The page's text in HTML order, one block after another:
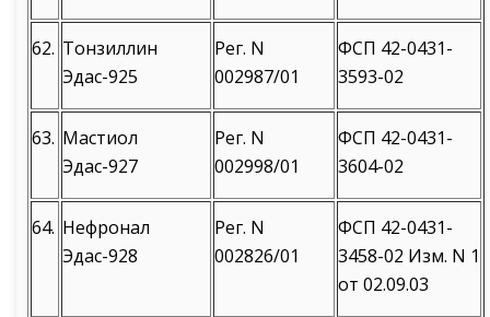
62. Тонзиллин
Эдас-925
Рег. N
002987/01
ФСП 42-0431-
3593-02
63. Мастиол
Эдас-927
Рег. N
002998/01
ФСП 42-0431-
3604-02
64. Нефронал
Эдас-928
Рег. N
002826/01
ФСП 42-0431-
3458-02 Изм. N 1
от 02.09.03